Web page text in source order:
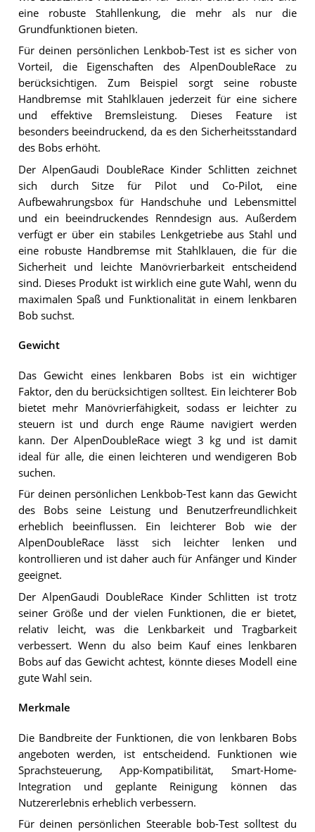
eine robuste Stahllenkung, die mehr als nur die
Grundfunktionen bieten.
Für deinen persönlichen Lenkbob-Test ist es sicher von
Vorteil, die Eigenschaften des AlpenDoubleRace zu
berücksichtigen. Zum Beispiel sorgt seine robuste
Handbremse mit Stahlklauen jederzeit für eine sichere
und effektive Bremsleistung. Dieses Feature ist
besonders beeindruckend, da es den Sicherheitsstandard
des Bobs erhöht.
Der AlpenGaudi DoubleRace Kinder Schlitten zeichnet
sich durch Sitze für Pilot und Co-Pilot, eine
Aufbewahrungsbox für Handschuhe und Lebensmittel
und ein beeindruckendes Renndesign aus. Außerdem
verfügt er über ein stabiles Lenkgetriebe aus Stahl und
eine robuste Handbremse mit Stahlklauen, die für die
Sicherheit und leichte Manövrierbarkeit entscheidend
sind. Dieses Produkt ist wirklich eine gute Wahl, wenn du
maximalen Spaß und Funktionalität in einem lenkbaren
Bob suchst.
Gewicht
Das Gewicht eines lenkbaren Bobs ist ein wichtiger
Faktor, den du berücksichtigen solltest. Ein leichterer Bob
bietet mehr Manövrierfähigkeit, sodass er leichter zu
steuern ist und durch enge Räume navigiert werden
kann. Der AlpenDoubleRace wiegt 3 kg und ist damit
ideal für alle, die einen leichteren und wendigeren Bob
suchen.
Für deinen persönlichen Lenkbob-Test kann das Gewicht
des Bobs seine Leistung und Benutzerfreundlichkeit
erheblich beeinflussen. Ein leichterer Bob wie der
AlpenDoubleRace lässt sich leichter lenken und
kontrollieren und ist daher auch für Anfänger und Kinder
geeignet.
Der AlpenGaudi DoubleRace Kinder Schlitten ist trotz
seiner Größe und der vielen Funktionen, die er bietet,
relativ leicht, was die Lenkbarkeit und Tragbarkeit
verbessert. Wenn du also beim Kauf eines lenkbaren
Bobs auf das Gewicht achtest, könnte dieses Modell eine
gute Wahl sein.
Merkmale
Die Bandbreite der Funktionen, die von lenkbaren Bobs
angeboten werden, ist entscheidend. Funktionen wie
Sprachsteuerung, App-Kompatibilität, Smart-Home-
Integration und geplante Reinigung können das
Nutzererlebnis erheblich verbessern.
Für deinen persönlichen Steerable bob-Test solltest du